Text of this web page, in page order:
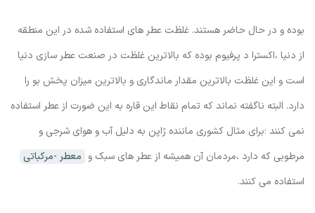
بوده و در حال حاضر هستند. غلظت عطر های استفاده شده در این منطقه
از دنیا ،اکسترا د پرفیوم بوده که بالاترین غلظت در صنعت عطر سازی دنیا
است و این غلظت بالاترین مقدار ماندگاری و بالاترین میزان پخش بو را
دارد. البته ناگفته نماند که تمام نقاط این قاره به این ضورت از عطر استفاده
نمی کنند ؛برای مثال کشوری ماننده ژاپن به دلیل آب و هوای شرجی و
مرطوبی که دارد ،مردمان آن همیشه از عطر های سبک و معطر -مرکباتی
استفاده می کنند.